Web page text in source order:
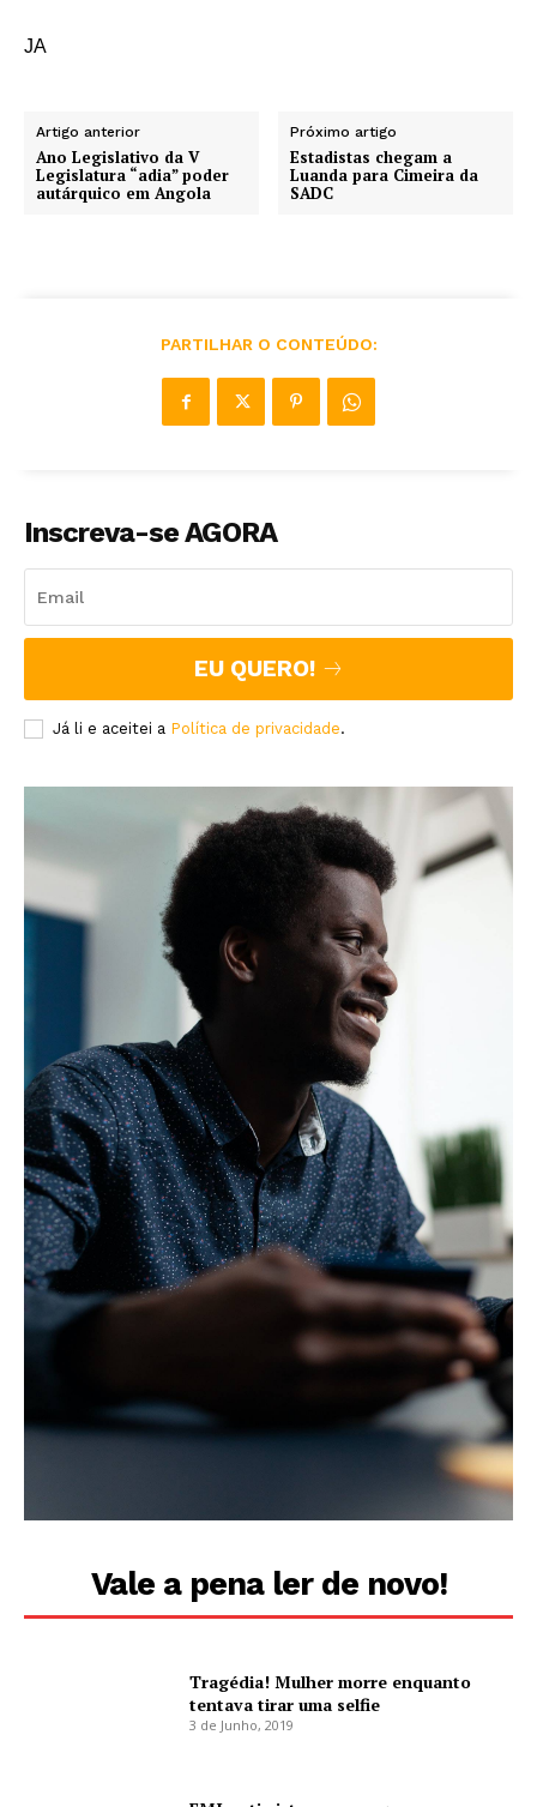
JA
Artigo anterior
Ano Legislativo da V
Legislatura “adia” poder
autárquico em Angola
Próximo artigo
Estadistas chegam a
Luanda para Cimeira da
SADC
PARTILHAR O CONTEÚDO:
Inscreva-se AGORA
EU QUERO!
Já li e aceitei a Política de privacidade.
Vale a pena ler de novo!
Tragédia! Mulher morre enquanto
tentava tirar uma selfie
3 de Junho, 2019